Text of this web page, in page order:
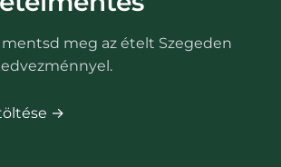
meg az ételt Szegeden
→